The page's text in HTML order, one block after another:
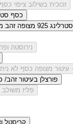
זכוכית בשילוב ציפוי כסף
כסף
925 מצופה זהב
נירוסטה
עיטור מצופה כסף לא
פורצלן בעיטור זהב/
פליז משולב
קריסטל